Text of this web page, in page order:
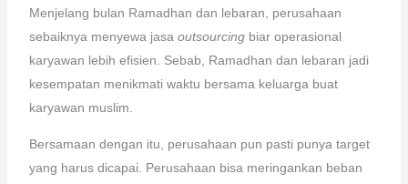
Menjelang bulan Ramadhan dan lebaran, perusahaan
sebaiknya menyewa jasa outsourcing biar operasional
karyawan lebih efisien. Sebab, Ramadhan dan lebaran jadi
kesempatan menikmati waktu bersama keluarga buat
karyawan muslim.
Bersamaan dengan itu, perusahaan pun pasti punya target
yang harus dicapai. Perusahaan bisa meringankan beban